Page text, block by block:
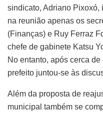
sindicato, Adriano Pixoxó,
na reunião apenas os
(Finanças) e Ruy Ferraz
chefe de gabinete Katsu
No entanto, após cerca
prefeito juntou-se às
Além da proposta de
municipal também se